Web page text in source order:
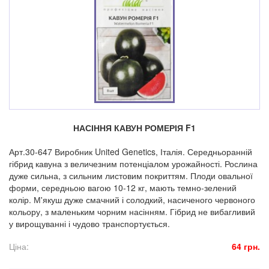
НАСІННЯ КАВУН РОМЕРІЯ F1
Арт.30-647 Виробник United Genetics, Італія. Середньоранній
гібрид кавуна з величезним потенціалом урожайності. Рослина
дуже сильна, з сильним листовим покриттям. Плоди овальної
форми, середньою вагою 10-12 кг, мають темно-зелений
колір. М'якуш дуже смачний і солодкий, насиченого червоного
кольору, з маленьким чорним насінням. Гібрид не вибагливий
у вирощуванні і чудово транспортується.
Ціна:
64 грн.